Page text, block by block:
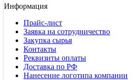
Информация
Прайс-лист
Заявка на сотрудничество
Закупка сырья
Контакты
Реквизиты оплаты
Доставка по РФ
Нанесение логотипа компании